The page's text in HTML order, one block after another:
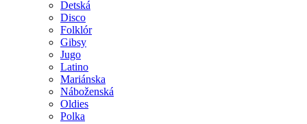
Detská
Disco
Folklór
Gibsy
Jugo
Latino
Mariánska
Náboženská
Oldies
Polka